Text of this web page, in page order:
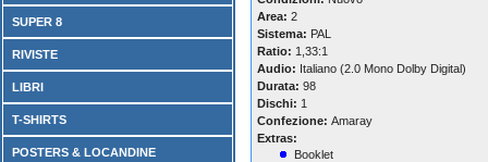
SUPER 8
RIVISTE
LIBRI
T-SHIRTS
POSTERS & LOCANDINE
Area: 2
Sistema: PAL
Ratio: 1,33:1
Audio: Italiano (2.0 Mono Dolby Digital)
Durata: 98
Dischi: 1
Confezione: Amaray
Extras:
Booklet